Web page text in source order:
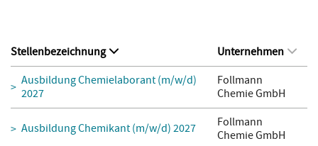
Stellenbezeichnung
Unternehmen
Ausbildung Chemielaborant (m/w/d)
2027
Follmann
Chemie GmbH
Ausbildung Chemikant (m/w/d) 2027
Follmann
Chemie GmbH